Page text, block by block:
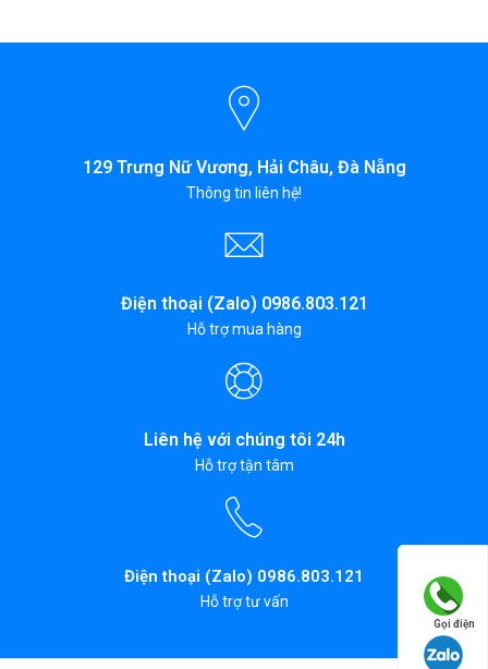
129 Trưng Nữ Vương, Hải Châu, Đà Nẵng
Thông tin liên hệ!
Điện thoại (Zalo) 0986.803.121
Hỗ trợ mua hàng
Liên hệ với chúng tôi 24h
Hỗ trợ tận tâm
Điện thoại (Zalo) 0986.803.121
Hỗ trợ tư vấn
Gọi điện